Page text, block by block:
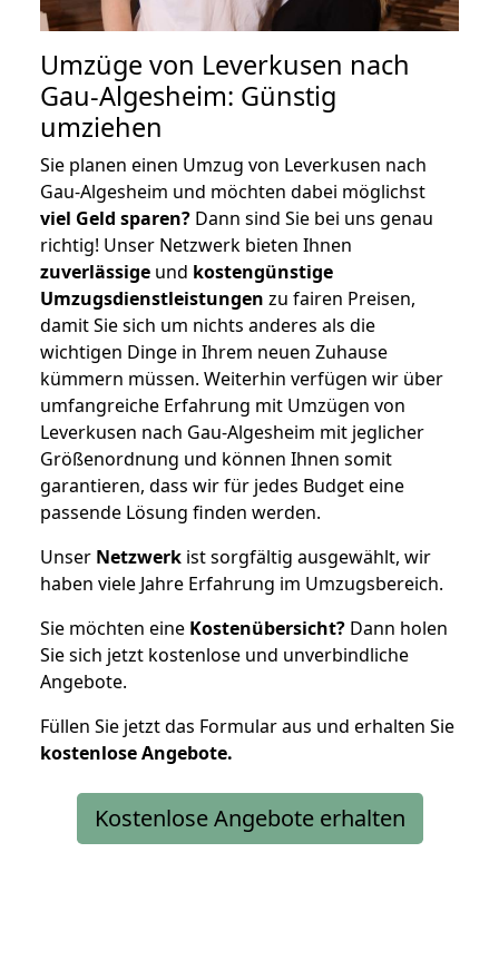
Umzüge von Leverkusen nach
Gau-Algesheim: Günstig
umziehen
Sie planen einen Umzug von Leverkusen nach
Gau-Algesheim und möchten dabei möglichst
viel Geld sparen? Dann sind Sie bei uns genau
richtig! Unser Netzwerk bieten Ihnen
zuverlässige und kostengünstige
Umzugsdienstleistungen zu fairen Preisen,
damit Sie sich um nichts anderes als die
wichtigen Dinge in Ihrem neuen Zuhause
kümmern müssen. Weiterhin verfügen wir über
umfangreiche Erfahrung mit Umzügen von
Leverkusen nach Gau-Algesheim mit jeglicher
Größenordnung und können Ihnen somit
garantieren, dass wir für jedes Budget eine
passende Lösung finden werden.
Unser Netzwerk ist sorgfältig ausgewählt, wir
haben viele Jahre Erfahrung im Umzugsbereich.
Sie möchten eine Kostenübersicht? Dann holen
Sie sich jetzt kostenlose und unverbindliche
Angebote.
Füllen Sie jetzt das Formular aus und erhalten Sie
kostenloseAngebote.
Kostenlose Angebote erhalten